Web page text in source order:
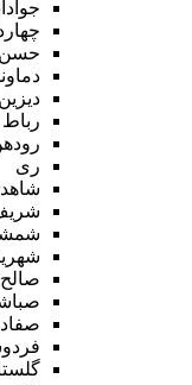
حسن
دیزین
ری
صالح